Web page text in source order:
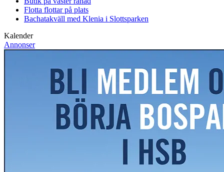
Flotta flottar på plats
Bachatakväll med Klenia i Slottsparken
Kalender
Annonser